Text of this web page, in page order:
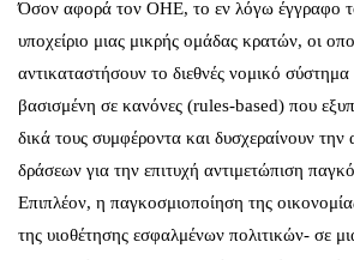
Όσον αφορά τον ΟΗΕ, το εν λόγω έγγραφο
υποχείριο μιας μικρής ομάδας κρατών, οι
αντικαταστήσουν το διεθνές νομικό σύστημα
βασισμένη σε κανόνες (rules-based) που
δικά τους συμφέροντα και δυσχεραίνουν
δράσεων για την επιτυχή αντιμετώπιση
Επιπλέον, η παγκοσμιοποίηση της
της υιοθέτησης εσφαλμένων πολιτικών- σε